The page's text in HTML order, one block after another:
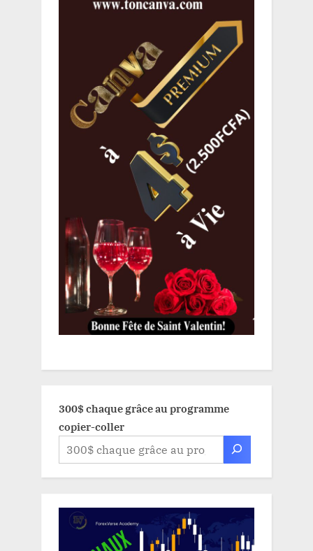
300$ chaque grâce au programme
copier-coller